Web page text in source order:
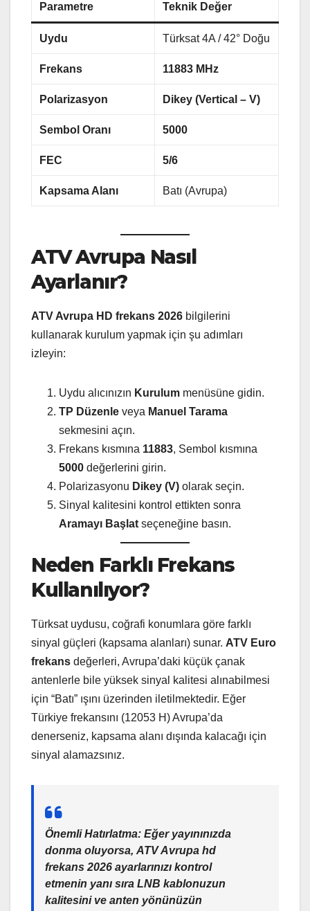
Parametre Teknik Değer
Uydu Türksat 4A / 42° Doğu
Frekans 11883 MHz
Polarizasyon Dikey (Vertical – V)
Sembol Oranı 5000
FEC 5/6
Kapsama Alanı Batı (Avrupa)
ATV Avrupa Nasıl
Ayarlanır?
ATV Avrupa HD frekans 2026 bilgilerini
kullanarak kurulum yapmak için şu adımları
izleyin:
Uydu alıcınızın Kurulum menüsüne gidin.
TP Düzenle veya Manuel Tarama
sekmesini açın.
Frekans kısmına 11883, Sembol kısmına
5000 değerlerini girin.
Polarizasyonu Dikey (V) olarak seçin.
Sinyal kalitesini kontrol ettikten sonra
Aramayı Başlat seçeneğine basın.
Neden Farklı Frekans
Kullanılıyor?
Türksat uydusu, coğrafi konumlara göre farklı
sinyal güçleri (kapsama alanları) sunar. ATV Euro
frekans değerleri, Avrupa’daki küçük çanak
antenlerle bile yüksek sinyal kalitesi alınabilmesi
için “Batı” ışını üzerinden iletilmektedir. Eğer
Türkiye frekansını (12053 H) Avrupa’da
denerseniz, kapsama alanı dışında kalacağı için
sinyal alamazsınız.
Önemli Hatırlatma: Eğer yayınınızda
donma oluyorsa, ATV Avrupa hd
frekans 2026 ayarlarınızı kontrol
etmenin yanı sıra LNB kablonuzun
kalitesini ve anten yönünüzün